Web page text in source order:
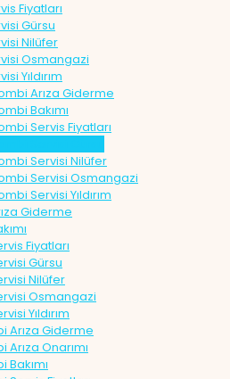
Fiyatları
Gürsu
Nilüfer
Osmangazi
Yıldırım
Arıza Giderme
Bakımı
Servis Fiyatları
Servisi Nilüfer
Servisi Osmangazi
Servisi Yıldırım
Giderme
Fiyatları
Gürsu
Nilüfer
Osmangazi
Yıldırım
Arıza Giderme
Onarımı